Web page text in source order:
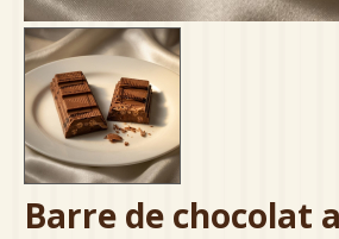
Barre de chocolat